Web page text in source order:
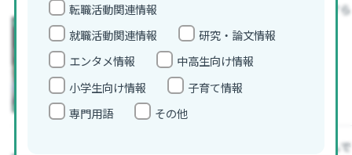
【直感で騙される】数学者す
題」が面白い【動画で解説】
硫酸実験4選 砂糖が膨らん
転職活動関連情報
就職活動関連情報
研究・論文情報
エンタメ情報
中高生向け情報
小学生向け情報
子育て情報
専門用語
その他